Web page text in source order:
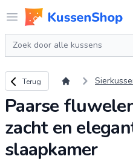
Open menu
Logo www.kussenshop.nl
Zoeken
Terug naar overzicht
Terug
Paarse
zacht en
slaapkamer